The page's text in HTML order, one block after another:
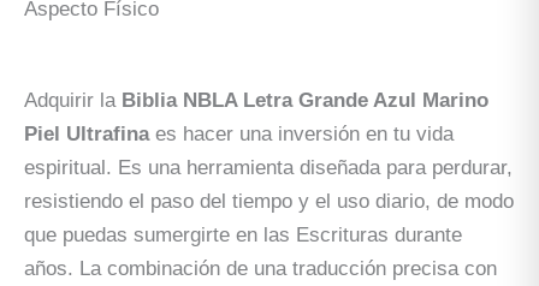
Aspecto Físico
Adquirir la Biblia NBLA Letra Grande Azul Marino
Piel Ultrafinaes hacer una inversión en tu vida
espiritual. Es una herramienta diseñada para perdurar,
resistiendo el paso del tiempo y el uso diario, de modo
que puedas sumergirte en las Escrituras durante
años. La combinación de una traducción precisa con